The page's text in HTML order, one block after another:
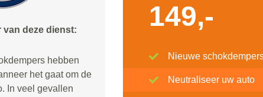
van deze dienst:
hebben
het gaat om de
In veel gevallen
149,-
Nieuwe
Neutraliseer uw auto